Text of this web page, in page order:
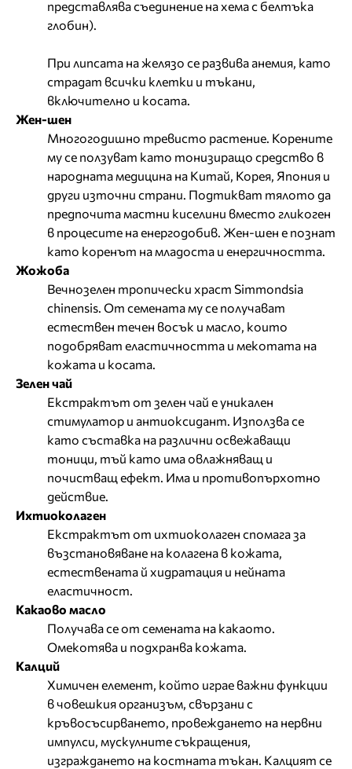
представлява съединение на хема с белтъка
глобин).
При липсата на желязо се развива анемия, като
страдат всички клетки и тъкани,
включително и косата.
Жен-шен
Многогодишно тревисто растение. Корените
му се ползуват като тонизиращо средство в
народната медицина на Китай, Корея, Япония и
други източни страни. Подтикват тялото да
предпочита мастни киселини вместо гликоген
в процесите на енергодобив. Жен-шен е познат
като коренът на младоста и енергичността.
Жожоба
Вечнозелен тропически храст Simmondsia
chinensis. От семената му се получават
естествен течен восък и масло, които
подобряват еластичността и мекотата на
кожата и косата.
Зелен чай
Екстрактът от зелен чай е уникален
стимулатор и антиоксидант. Използва се
като съставка на различни освежаващи
тоници, тъй като има овлажняващ и
почистващ ефект. Има и противопърхотно
действие.
Ихтиоколаген
Екстрактът от ихтиоколаген спомага за
възстановяване на колагена в кожата,
естествената й хидратация и нейната
еластичност.
Какаово масло
Получава се от семената на какаото.
Омекотява и подхранва кожата.
Калций
Химичен елемент, който играе важни функции
в човешкия организъм, свързани с
кръвосъсирването, провеждането на нервни
импулси, мускулните съкращения,
изграждането на костната тъкан. Калцият се